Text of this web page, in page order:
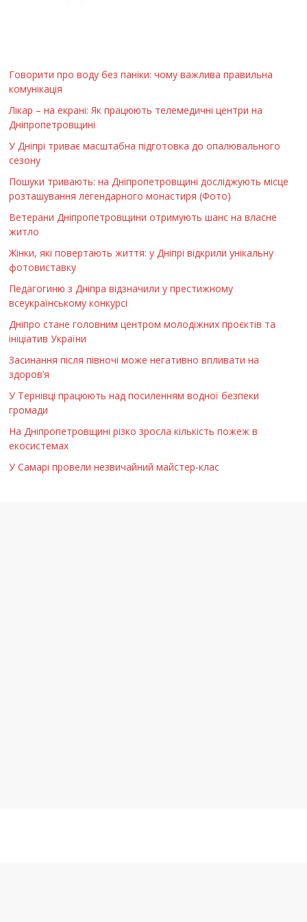
Говорити про воду без паніки: чому важлива правильна
комунікація
Лікар – на екрані: Як працюють телемедичні центри на
Дніпропетровщині
У Дніпрі триває масштабна підготовка до опалювального
сезону
Пошуки тривають: на Дніпропетровщині досліджують місце
розташування легендарного монастиря (Фото)
Ветерани Дніпропетровщини отримують шанс на власне
житло
Жінки, які повертають життя: у Дніпрі відкрили унікальну
фотовиставку
Педагогиню з Дніпра відзначили у престижному
всеукраїнському конкурсі
Дніпро стане головним центром молодіжних проєктів та
ініціатив України
Засинання після півночі може негативно впливати на
здоров’я
У Тернівці працюють над посиленням водної безпеки
громади
На Дніпропетровщині різко зросла кількість пожеж в
екосистемах
У Самарі провели незвичайний майстер-клас